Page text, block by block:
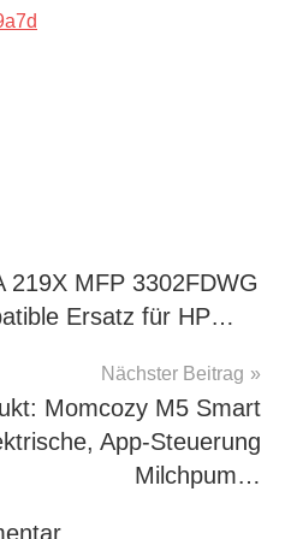
219X MFP 3302FDWG
Ersatz für HP…
Nächster Beitrag
Momcozy M5 Smart
App-Steuerung
Milchpum…